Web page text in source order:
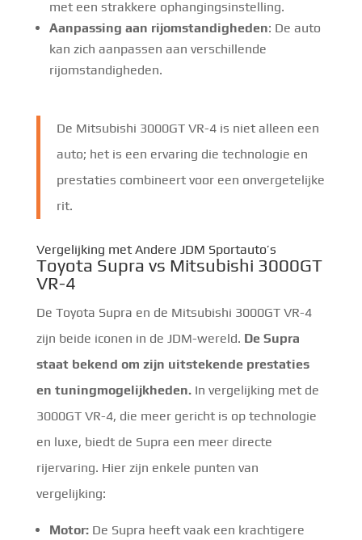
met een strakkere ophangingsinstelling.
Aanpassing aan rijomstandigheden: De auto
kan zich aanpassen aan verschillende
rijomstandigheden.
De Mitsubishi 3000GT VR-4 is niet alleen een
auto; het is een ervaring die technologie en
prestaties combineert voor een onvergetelijke
rit.
Vergelijking met Andere JDM Sportauto’s
Toyota Supra vs Mitsubishi 3000GT
VR-4
De Toyota Supra en de Mitsubishi 3000GT VR-4
zijn beide iconen in de JDM-wereld. De Supra
staat bekend om zijn uitstekende prestaties
en tuningmogelijkheden.In vergelijking met de
3000GT VR-4, die meer gericht is op technologie
en luxe, biedt de Supra een meer directe
rijervaring. Hier zijn enkele punten van
vergelijking:
Motor:De Supra heeft vaak een krachtigere